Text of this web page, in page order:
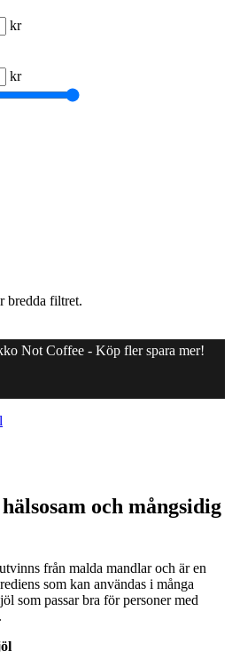
kr
kr
bredda filtret.
Not Coffee - Köp fler spara mer!
och mångsidig
från malda mandlar och är en
som kan användas i många
som passar bra för personer med